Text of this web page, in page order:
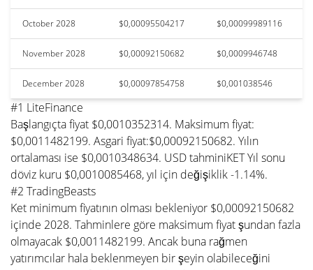
October 2028 $0,00095504217 $0,00099989116
November 2028 $0,00092150682 $0,0009946748
December 2028 $0,00097854758 $0,001038546
#1 LiteFinance
Başlangıçta fiyat $0,0010352314. Maksimum fiyat:
$0,0011482199. Asgari fiyat:$0,00092150682. Yılın
ortalaması ise $0,0010348634. USD tahminiKET Yıl sonu
döviz kuru $0,0010085468, yıl için değişiklik -1.14%.
#2 TradingBeasts
Ket minimum fiyatının olması bekleniyor $0,00092150682
içinde 2028. Tahminlere göre maksimum fiyat şundan fazla
olmayacak $0,0011482199. Ancak buna rağmen
yatırımcılar hala beklenmeyen bir şeyin olabileceğini